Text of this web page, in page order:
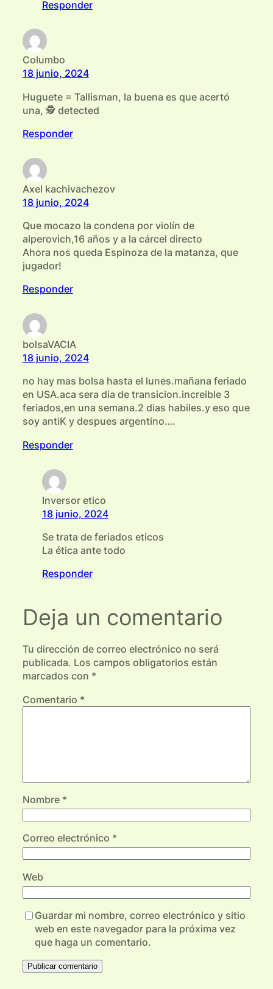
Responder
Columbo
18 junio, 2024
Huguete = Tallisman, la buena es que acertó
una, 🕵 detected
Responder
Axel kachivachezov
18 junio, 2024
Que mocazo la condena por violín de
alperovich,16 años y a la cárcel directo
Ahora nos queda Espinoza de la matanza, que
jugador!
Responder
bolsaVACIA
18 junio, 2024
no hay mas bolsa hasta el lunes.mañana feriado
en USA.aca sera dia de transicion.increible 3
feriados,en una semana.2 dias habiles.y eso que
soy antiK y despues argentino….
Responder
Inversor etico
18 junio, 2024
Se trata de feriados eticos
La ética ante todo
Responder
Deja un comentario
Tu dirección de correo electrónico no será
publicada. Los campos obligatorios están
marcados con *
Comentario *
Nombre *
Correo electrónico *
Web
Guardar mi nombre, correo electrónico y sitio
web en este navegador para la próxima vez
que haga un comentario.